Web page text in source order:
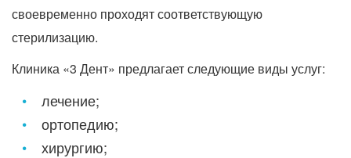
своевременно проходят соответствующую
стерилизацию.
Клиника «3 Дент» предлагает следующие виды услуг:
лечение;
ортопедию;
хирургию;